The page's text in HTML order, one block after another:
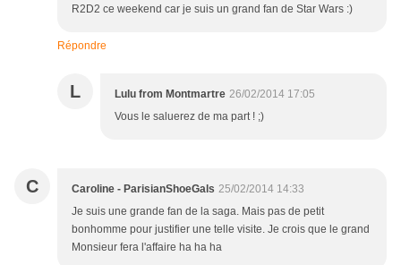
R2D2 ce weekend car je suis un grand fan de Star Wars :)
Répondre
L Lulu from Montmartre 26/02/2014 17:05
Vous le saluerez de ma part ! ;)
C Caroline - ParisianShoeGals 25/02/2014 14:33
Je suis une grande fan de la saga. Mais pas de petit
bonhomme pour justifier une telle visite. Je crois que le grand
Monsieur fera l'affaire ha ha ha